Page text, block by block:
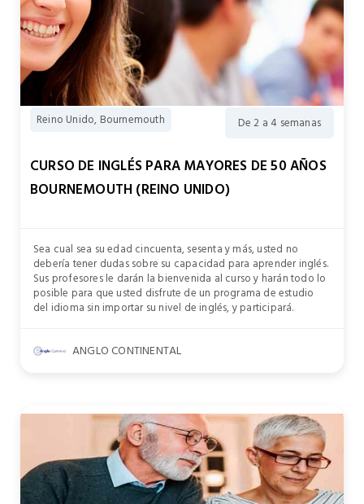
Reino Unido, Bournemouth De 2 a 4 semanas
CURSO DE INGLÉS PARA MAYORES DE 50 AÑOS
BOURNEMOUTH (REINO UNIDO)
Sea cual sea su edad cincuenta, sesenta y más, usted no
debería tener dudas sobre su capacidad para aprender inglés.
Sus profesores le darán la bienvenida al curso y harán todo lo
posible para que usted disfrute de un programa de estudio
del idioma sin importar su nivel de inglés, y participará.
ANGLO CONTINENTAL